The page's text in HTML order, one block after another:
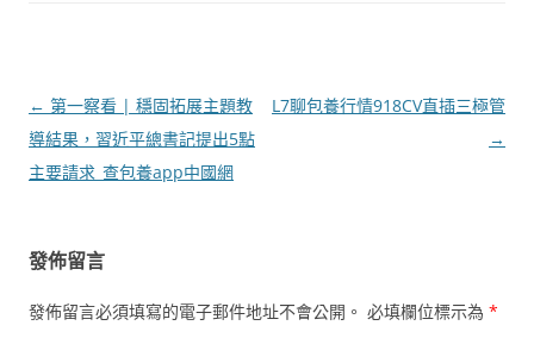
文
章
導
← 第一察看 | 穩固拓展主題教
導結果，習近平總書記提出5點
主要請求_查包養app中國網
L7聊包養行情918CV直插三極管
→
發佈留言
發佈留言必須填寫的電子郵件地址不會公開。 必填欄位標示為 *